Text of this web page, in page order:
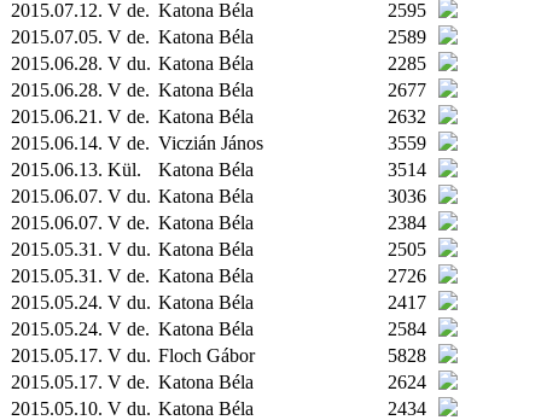
2015.07.12. V de. Katona Béla
2595
2015.07.05. V de. Katona Béla
2589
2015.06.28. V du. Katona Béla
2285
2015.06.28. V de. Katona Béla
2677
2015.06.21. V de. Katona Béla
2632
2015.06.14. V de. Viczián János
3559
2015.06.13. Kül. Katona Béla
3514
2015.06.07. V du. Katona Béla
3036
2015.06.07. V de. Katona Béla
2384
2015.05.31. V du. Katona Béla
2505
2015.05.31. V de. Katona Béla
2726
2015.05.24. V du. Katona Béla
2417
2015.05.24. V de. Katona Béla
2584
2015.05.17. V du. Floch Gábor
5828
2015.05.17. V de. Katona Béla
2624
2015.05.10. V du. Katona Béla
2434